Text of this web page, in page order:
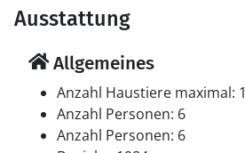
Ausstattung
Allgemeines
Anzahl Haustiere maximal: 1
Anzahl Personen: 6
Anzahl Personen: 6